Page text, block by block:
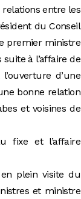
entre les
du Conseil
premier ministre
à l’affaire de
d’une
bonne relation
et voisines de
fixe et l’affaire
plein visite du
et ministre